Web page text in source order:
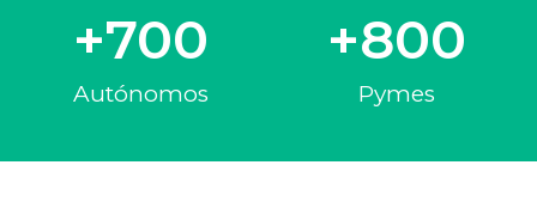
Autónomos
+700
Pymes
+800